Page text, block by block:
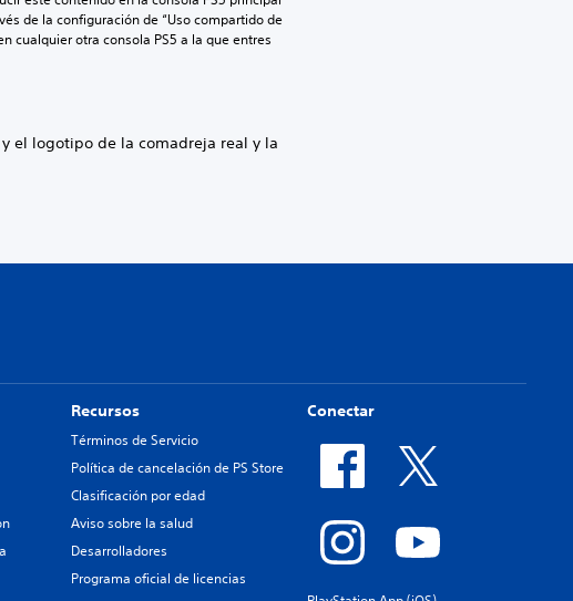
de la configuración de “Uso compartido de
cualquier otra consola PS5 a la que entres
el logotipo de la comadreja real y la
Recursos
Términos de Servicio
Política de cancelación de PS Store
Clasificación por edad
Aviso sobre la salud
Desarrolladores
Programa oficial de licencias
Conectar